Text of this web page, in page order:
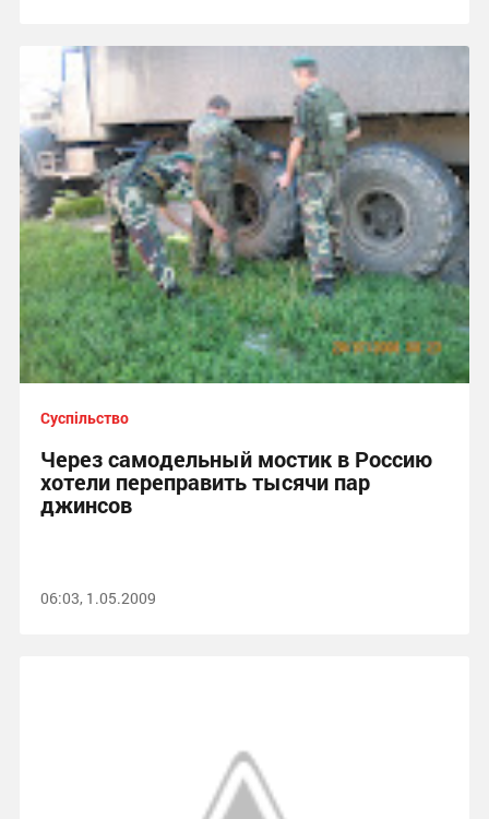
Суспільство
Через самодельный мостик в Россию
хотели переправить тысячи пар
джинсов
06:03, 1.05.2009